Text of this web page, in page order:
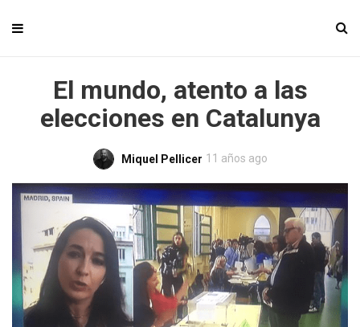
El mundo, atento a las
elecciones en Catalunya
Miquel Pellicer 11 años ago